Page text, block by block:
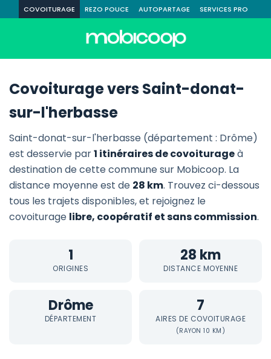
COVOITURAGE REZO POUCE AUTOPARTAGE SERVICES PRO
Covoiturage vers Saint-donat-
sur-l'herbasse
Saint-donat-sur-l'herbasse (département : Drôme)
est desservie par1 itinéraires de covoiturageà
destination de cette commune sur Mobicoop. La
distance moyenne est de 28 km. Trouvez ci-dessous
tous les trajets disponibles, et rejoignez le
covoiturage libre, coopératif et sans commission.
1
ORIGINES
28 km
DISTANCE MOYENNE
Drôme
DÉPARTEMENT
7
AIRES DE COVOITURAGE
(RAYON 10 KM)